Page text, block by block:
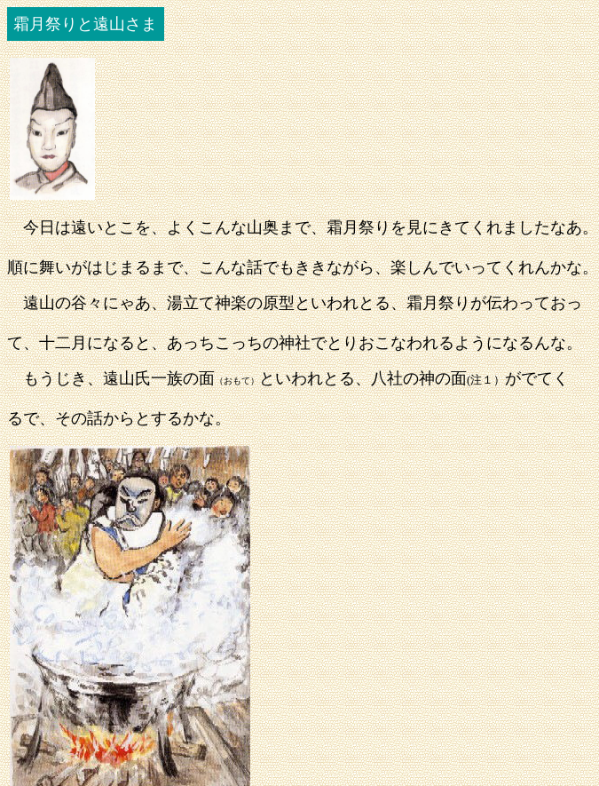
霜月祭りと遠山さま
今日は遠いとこを、よくこんな山奥まで、霜月祭りを見にきてくれましたなあ。
順に舞いがはじまるまで、こんな話でもききながら、楽しんでいってくれんかな。
遠山の谷々にゃあ、湯立て神楽の原型といわれとる、霜月祭りが伝わっておっ
て、十二月になると、あっちこっちの神社でとりおこなわれるようになるんな。
もうじき、遠山氏一族の面（おもて）といわれとる、八社の神の面(注１）がでてく
るで、その話からとするかな。